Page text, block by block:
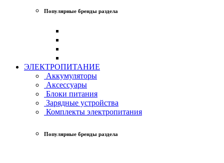
Популярные бренды раздела
ЭЛЕКТРОПИТАНИЕ
Аккумуляторы
Аксессуары
Блоки питания
Зарядные устройства
Комплекты электропитания
Популярные бренды раздела